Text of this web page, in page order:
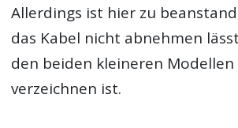
Allerdings ist hier zu
das Kabel nicht abnehmen
den beiden kleineren Modellen
verzeichnen ist.